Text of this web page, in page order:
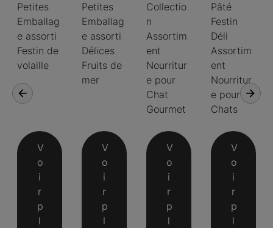
Petites
Emballag
e assorti
Festin de
volaille
V
o
i
r
p
l
Petites
Emballag
e assorti
Délices
Fruits de
mer
V
o
i
r
p
l
Collectio
n
Assortim
ent
Nourritur
e pour
Chat
Gourmet
V
o
i
r
p
l
Pâté
Festin
Déli
Assortim
ent
Nourritur
e pour
Chats
V
o
i
r
p
l